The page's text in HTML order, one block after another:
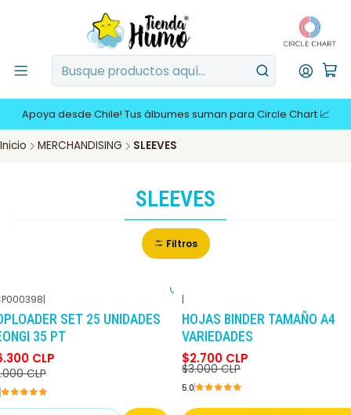
Apoya desde Chile! Tus álbumes suman para Circle Chart 📈
Inicio MERCHANDISING SLEEVES
SLEEVES
Filtros
DCTO
|
SET 25 UNIDADES
35 PT
CLP
CLP
|
HOJAS BINDER TAMAÑO A4
VARIEDADES
$2.700 CLP
$3.000 CLP
5.0